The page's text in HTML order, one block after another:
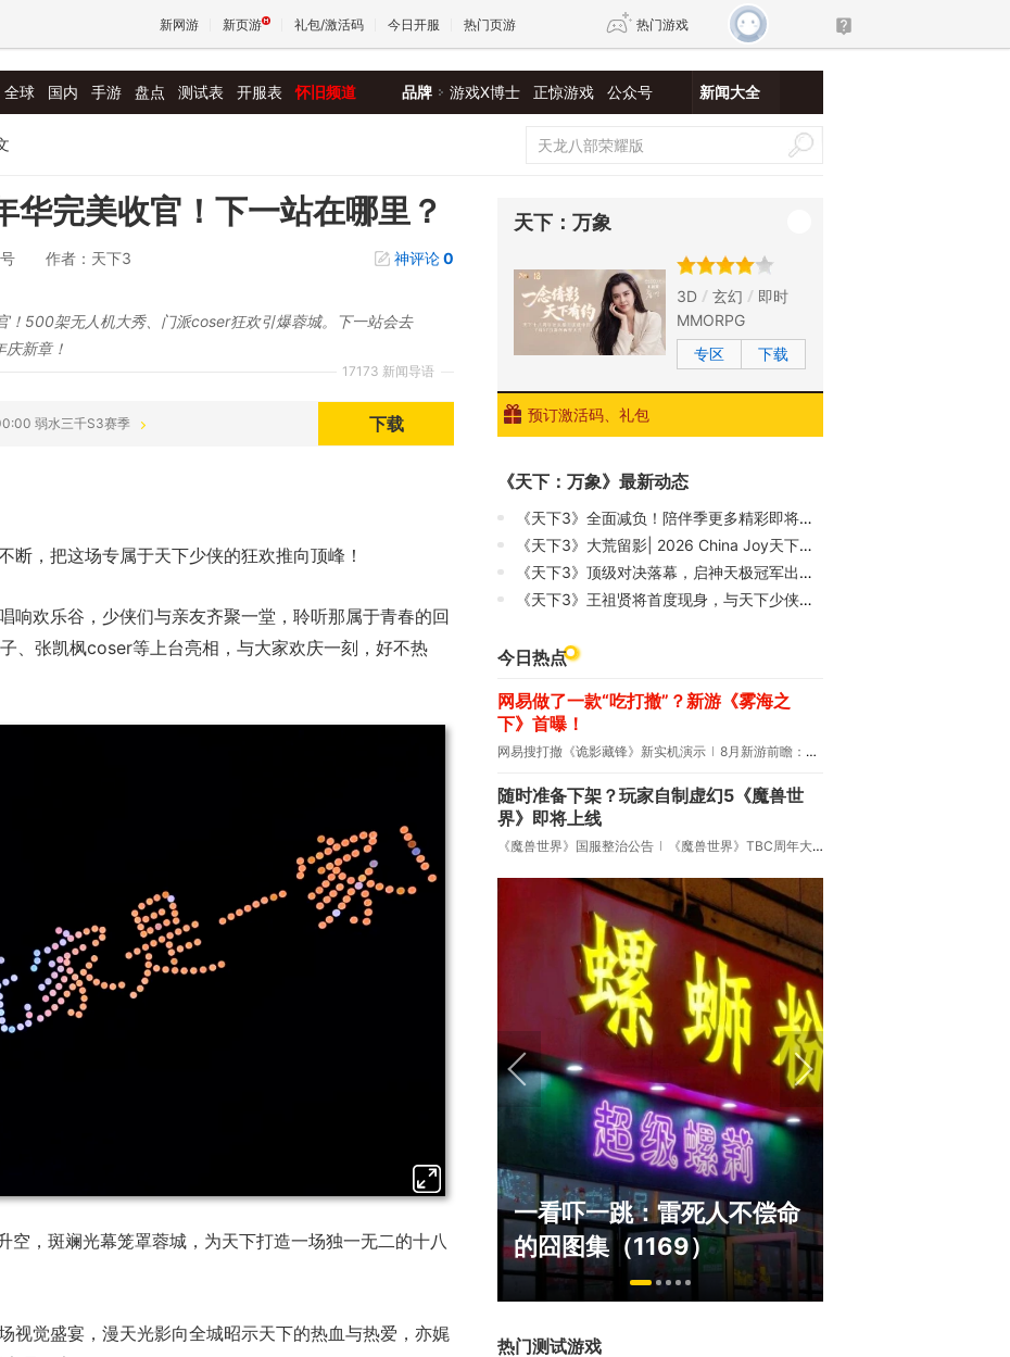
新网游 新页游 礼包/激活码 今日开服 热门页游 热门游戏
仙剑世界
全球 国内 手游 盘点 测试表 开服表 怀旧频道 品牌 游戏X博士 正惊游戏 公众号 新闻大全
华完美收官！下一站在哪里？
作者：天下3 神评论0
17173 新闻导语
！500架无人机大秀、门派coser狂欢引爆蓉城。下一站会去
新章！
弱水三千S3赛季 下载
断，把这场专属于天下少侠的狂欢推向顶峰！
响欢乐谷，少侠们与亲友齐聚一堂，聆听那属于青春的回
、张凯枫coser等上台亮相，与大家欢庆一刻，好不热
空，斑斓光幕笼罩蓉城，为天下打造一场独一无二的十八
视觉盛宴，漫天光影向全城昭示天下的热血与热爱，亦娓
天下：万象
3D 玄幻
即时
MMORPG
专区
下载
预订激活码、礼包
《天下：万象》最新动态
《天下3》全面减负！陪伴季更多精彩即将来袭，绝美外观抢先看
《天下3》大荒留影| 2026 China Joy天下展台Coser天团
《天下3》顶级对决落幕，启神天极冠军出炉！恭喜共工阵营夺冠，山崖书院势力荣获贡献第一势力
《天下3》王祖贤将首度现身，与天下少侠面对面！
今日热点
网易做了一款“吃打撤”？新游《雾海之
下》首曝！
网易搜打撤《诡影藏锋》新实机演示 8月新游前瞻：《诡秘之主》领衔
随时准备下架？玩家自制虚幻5《魔兽世
界》即将上线
《魔兽世界》国服整治公告 《魔兽世界》TBC周年大更：双经典团本回归！
开始，为
了"躲不掉
的囧图集（1169）
盘点8月扎堆上线的影游：
玩家想扔核弹，结果只能谈
恋爱？
热门测试游戏